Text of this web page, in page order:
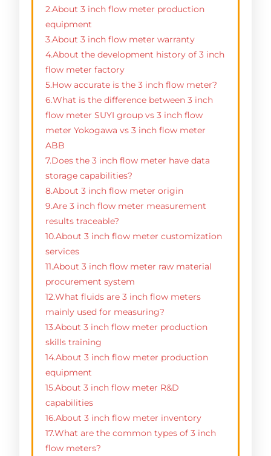
2.About 3 inch flow meter production
equipment
3.About 3 inch flow meter warranty
4.About the development history of 3 inch
flow meter factory
5.How accurate is the 3 inch flow meter?
6.What is the difference between 3 inch
flow meter SUYI group vs 3 inch flow
meter Yokogawa vs 3 inch flow meter
ABB
7.Does the 3 inch flow meter have data
storage capabilities?
8.About 3 inch flow meter origin
9.Are 3 inch flow meter measurement
results traceable?
10.About 3 inch flow meter customization
services
11.About 3 inch flow meter raw material
procurement system
12.What fluids are 3 inch flow meters
mainly used for measuring?
13.About 3 inch flow meter production
skills training
14.About 3 inch flow meter production
equipment
15.About 3 inch flow meter R&D
capabilities
16.About 3 inch flow meter inventory
17.What are the common types of 3 inch
flow meters?